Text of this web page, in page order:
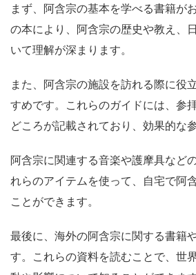
まず、阿含宗の基本を学べる書籍が
の本により、阿含宗の歴史や教え、
いて理解が深まります。
また、阿含宗の施設を訪れる際に役
すめです。これらのガイドには、参
どころが記載されており、効果的な
阿含宗に関連する音楽や護摩具など
れらのアイテムを使って、自宅で阿
ことができます。
最後に、海外の阿含宗に関する書籍
す。これらの資料を読むことで、世